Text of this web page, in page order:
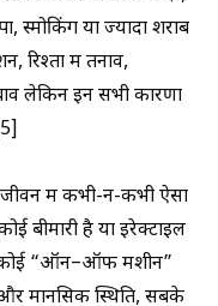
स्मोकिंग या ज्यादा शराब
रिश्तों में तनाव,
लेकिन इन सभी कारणों
जीवन में कभी-न-कभी ऐसा
बीमारी है या इरेक्टाइल
“ऑन–ऑफ मशीन”
और मानसिक स्थिति, सबके